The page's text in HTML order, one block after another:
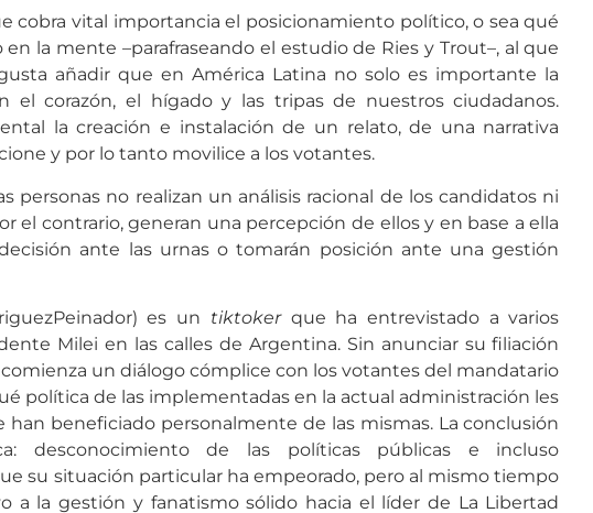
cobra vital importancia el posicionamiento político, o sea qué
la mente –parafraseando el estudio de Ries y Trout–, al que
añadir que en América Latina no solo es importante la
el corazón, el hígado y las tripas de nuestros ciudadanos.
la creación e instalación de un relato, de una narrativa
y por lo tanto movilice a los votantes.
personas no realizan un análisis racional de los candidatos ni
el contrario, generan una percepción de ellos y en base a ella
ante las urnas o tomarán posición ante una gestión
es un tiktokerque ha entrevistado a varios
Milei en las calles de Argentina. Sin anunciar su filiación
un diálogo cómplice con los votantes del mandatario
política de las implementadas en la actual administración les
han beneficiado personalmente de las mismas. La conclusión
desconocimiento de las políticas públicas e incluso
su situación particular ha empeorado, pero al mismo tiempo
a la gestión y fanatismo sólido hacia el líder de La Libertad